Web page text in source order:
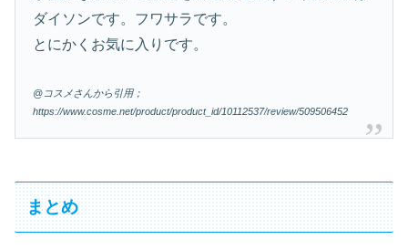
ダイソンです。フワサラです。
とにかくお気に入りです。
@コスメさんから引用；
https://www.cosme.net/product/product_id/10112537/review/509506452
まとめ